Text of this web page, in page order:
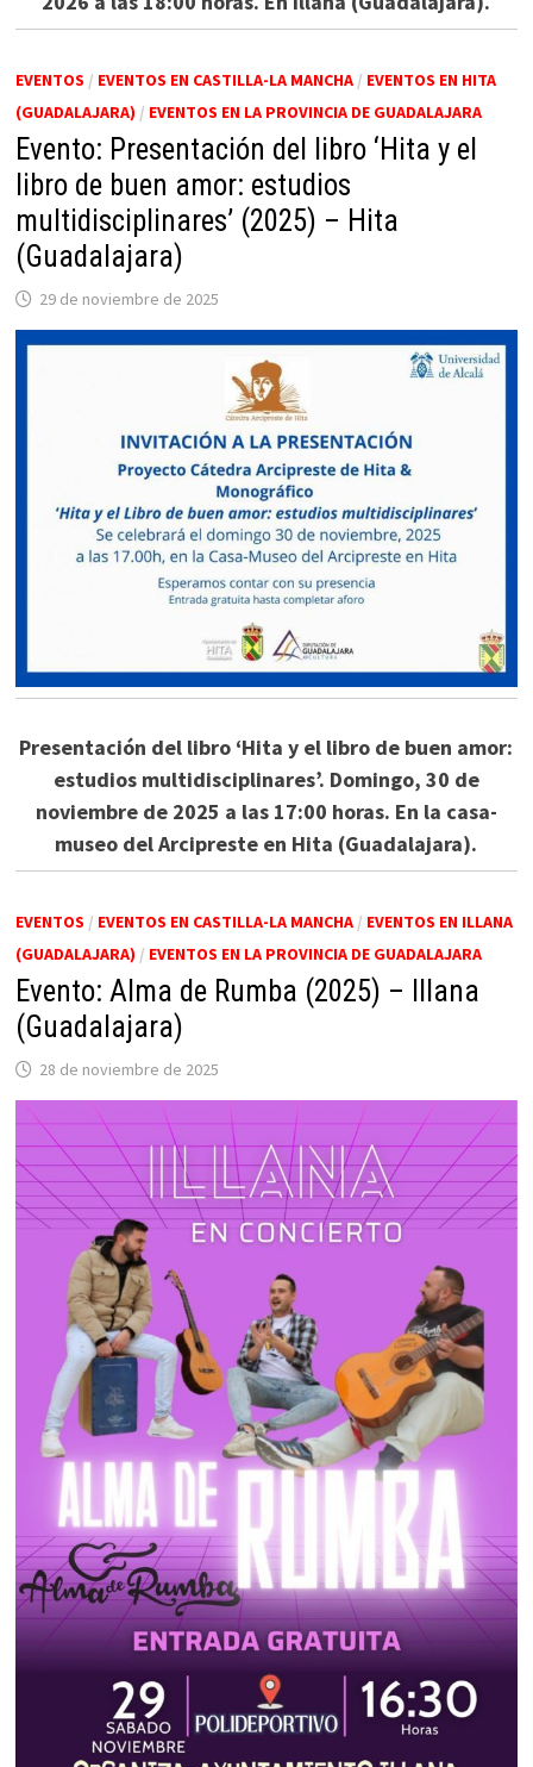
EVENTOS / EVENTOS EN CASTILLA-LA MANCHA/ EVENTOS EN HITA
(GUADALAJARA) / EVENTOS EN LA PROVINCIA DE GUADALAJARA
Evento: Presentación del libro ‘Hita y el
libro de buen amor: estudios
multidisciplinares’ (2025) – Hita
(Guadalajara)
29 de noviembre de 2025
Presentación del libro ‘Hita y el libro de buen amor:
estudios multidisciplinares’. Domingo, 30 de
noviembre de 2025 a las 17:00 horas. En la casa-
museo del Arcipreste en Hita (Guadalajara).
EVENTOS / EVENTOS EN CASTILLA-LA MANCHA/ EVENTOS EN ILLANA
(GUADALAJARA) / EVENTOS EN LA PROVINCIA DE GUADALAJARA
Evento: Alma de Rumba (2025) – Illana
(Guadalajara)
28 de noviembre de 2025